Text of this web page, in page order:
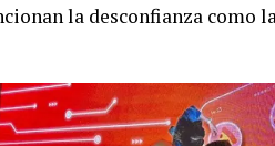
la desconfianza como